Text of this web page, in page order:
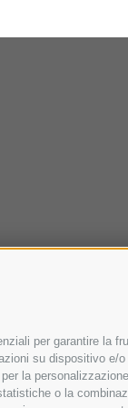
per garantire la
su dispositivo
la
o la